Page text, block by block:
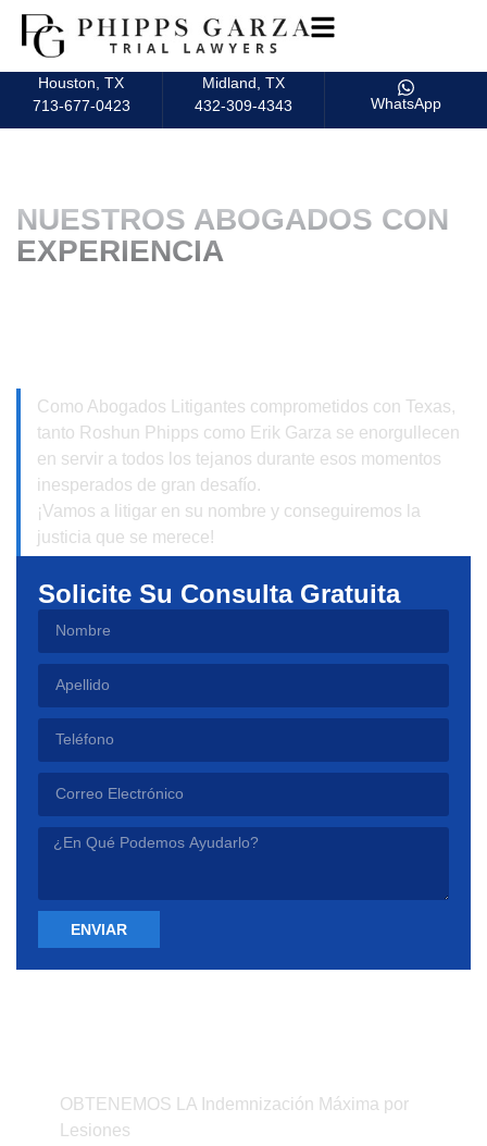
Houston, TX
713-677-0423
Midland, TX
432-309-4343
WhatsApp
NUESTROS ABOGADOS CON
EXPERIENCIA
Como Abogados Litigantes comprometidos con Texas,
tanto Roshun Phipps como Erik Garza se enorgullecen
en servir a todos los tejanos durante esos momentos
inesperados de gran desafío.
¡Vamos a litigar en su nombre y conseguiremos la
justicia que se merece!
Solicite Su Consulta Gratuita
ENVIAR
OBTENEMOS LA Indemnización Máxima por
Lesiones